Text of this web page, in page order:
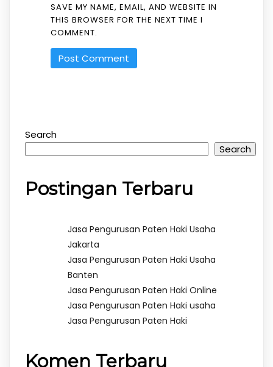
SAVE MY NAME, EMAIL, AND WEBSITE IN
THIS BROWSER FOR THE NEXT TIME I
COMMENT.
Search
Search
Postingan Terbaru
Jasa Pengurusan Paten Haki Usaha
Jakarta
Jasa Pengurusan Paten Haki Usaha
Banten
Jasa Pengurusan Paten Haki Online
Jasa Pengurusan Paten Haki usaha
Jasa Pengurusan Paten Haki
Komen Terbaru